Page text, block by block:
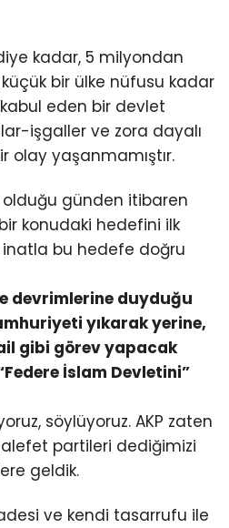
kadar, 5 milyondan
bir ülke nüfusu kadar
eden bir devlet
işgaller ve zora dayalı
olay yaşanmamıştır.
olduğu günden itibaren
konudaki hedefini ilk
bu hedefe doğru
devrimlerine duyduğu
yıkarak yerine,
gibi görev yapacak
İslam Devletini”
söylüyoruz. AKP zaten
partileri dediğimizi
geldik.
ve kendi tasarrufu ile